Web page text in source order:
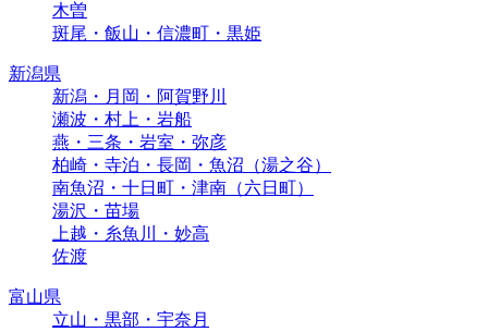
木曽
斑尾・飯山・信濃町・黒姫
新潟県
新潟・月岡・阿賀野川
瀬波・村上・岩船
燕・三条・岩室・弥彦
柏崎・寺泊・長岡・魚沼（湯之谷）
南魚沼・十日町・津南（六日町）
湯沢・苗場
上越・糸魚川・妙高
佐渡
富山県
立山・黒部・宇奈月